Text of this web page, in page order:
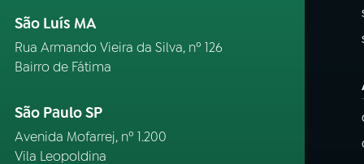
São Luís MA
Rua Armando Vieira da Silva, nº 126
Bairro de Fátima
São Paulo SP
Avenida Mofarrej, nº 1.200
Vila Leopoldina